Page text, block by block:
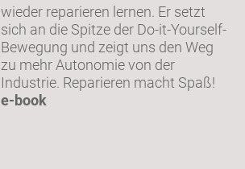
wieder reparieren lernen. Er setzt
sich an die Spitze der Do-it-Yourself-
Bewegung und zeigt uns den Weg
zu mehr Autonomie von der
Industrie. Reparieren macht Spaß!
e-book